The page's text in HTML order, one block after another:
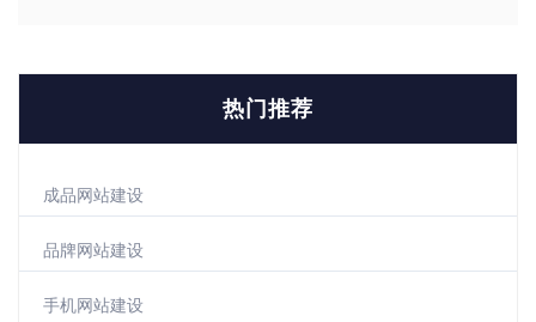
热门推荐
成品网站建设
品牌网站建设
手机网站建设